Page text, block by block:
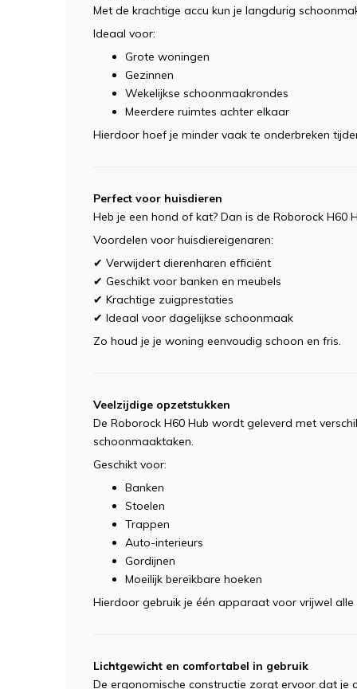
Met de krachtige accu kun je langdurig
Ideaal voor:
Grote woningen
Gezinnen
Wekelijkse schoonmaakrondes
Meerdere ruimtes achter elkaar
Hierdoor hoef je minder vaak te onderbreken
Perfect voor huisdieren
Heb je een hond of kat? Dan is de Roborock H60
Voordelen voor huisdiereigenaren:
✔ Verwijdert dierenharen efficiënt
✔ Geschikt voor banken en meubels
✔ Krachtige zuigprestaties
✔ Ideaal voor dagelijkse schoonmaak
Zo houd je je woning eenvoudig schoon en fris.
Veelzijdige opzetstukken
De Roborock H60 Hub wordt geleverd met
schoonmaaktaken.
Geschikt voor:
Banken
Stoelen
Trappen
Auto-interieurs
Gordijnen
Moeilijk bereikbare hoeken
Hierdoor gebruik je één apparaat voor vrijwel
Lichtgewicht en comfortabel in gebruik
De ergonomische constructie zorgt ervoor dat je